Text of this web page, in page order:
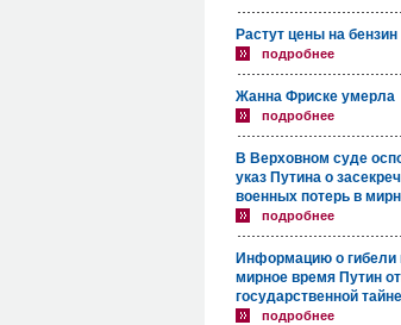
Растут цены на бензин
подробнее
Жанна Фриске умерла
подробнее
В Верховном суде
указ Путина о
военных потерь в
подробнее
Информацию о гибели
мирное время Путин
государственной тайне
подробнее